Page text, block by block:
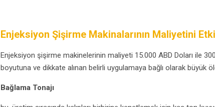
Enjeksiyon Şişirme Makinalarının Maliyetini
Enjeksiyon şişirme makinelerinin maliyeti 15.000 ABD Doları ile
boyutuna ve dikkate alınan belirli uygulamaya bağlı olarak büyük
Bağlama Tonajı